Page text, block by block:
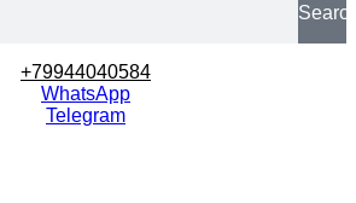
+79944040584
WhatsApp
Telegram